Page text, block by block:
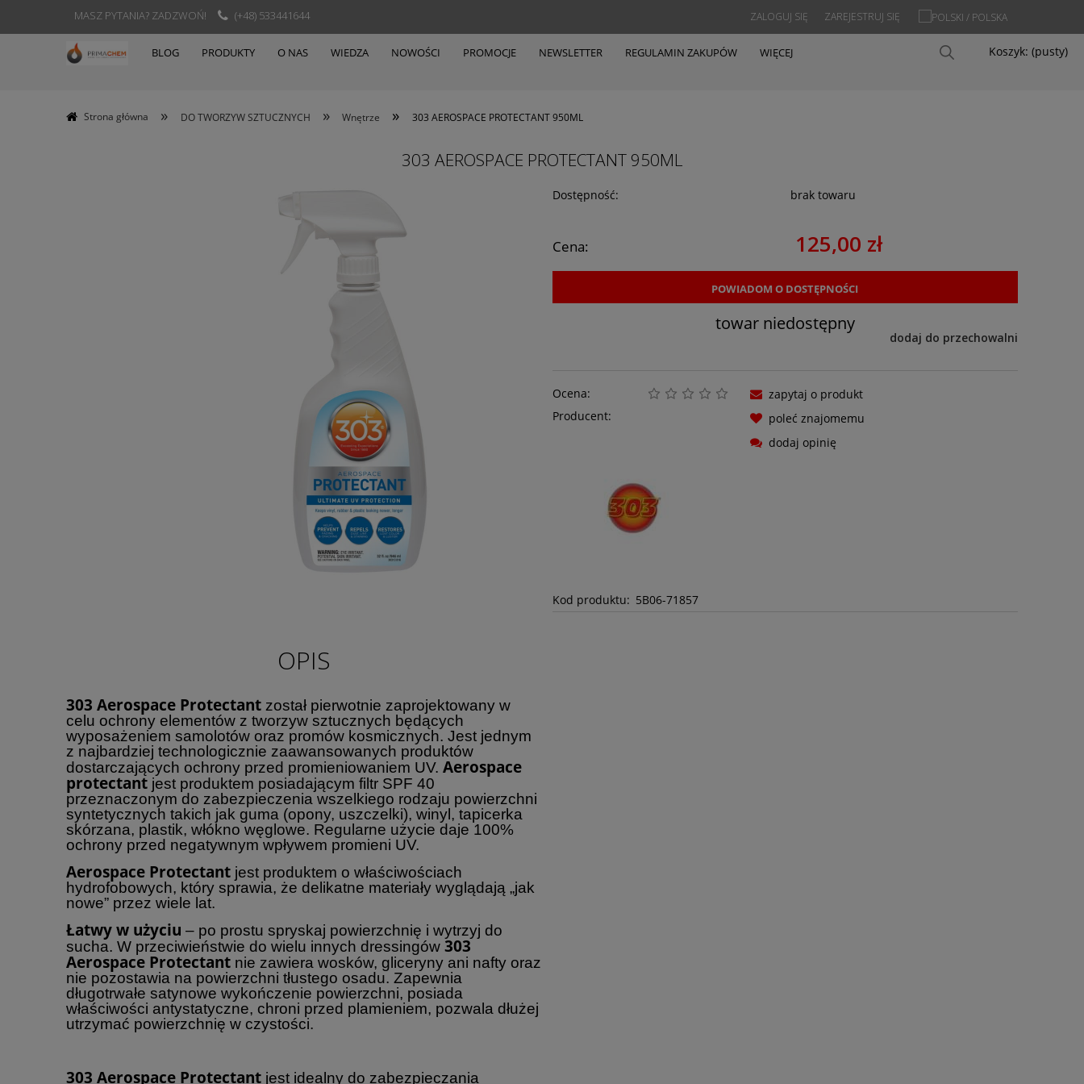
MASZ PYTANIA? ZADZWOŃ! (+48) 533441644 ZAREJESTRUJ SIĘ
ZALOGUJ SIĘ
Koszyk: (pusty)
BLOG PRODUKTY O NAS WIEDZA NOWOŚCI PROMOCJE NEWSLETTER REGULAMIN ZAKUPÓW WIĘCEJ
Strona główna » DO TWORZYW SZTUCZNYCH » Wnętrze » 303 AEROSPACE PROTECTANT 950ML
303 AEROSPACE PROTECTANT 950ML
Dostępność: brak towaru
Cena: 125,00 zł
POWIADOM O DOSTĘPNOŚCI
towar niedostępny
dodaj do przechowalni
Ocena:
Producent:
Kod produktu: 5B06-71857
zapytaj o produkt
poleć znajomemu
dodaj opinię
OPIS
303 Aerospace Protectant został pierwotnie zaprojektowany w
celu ochrony elementów z tworzyw sztucznych będących
wyposażeniem samolotów oraz promów kosmicznych. Jest jednym
z najbardziej technologicznie zaawansowanych produktów
dostarczających ochrony przed promieniowaniem UV. Aerospace
protectant jest produktem posiadającym filtr SPF 40
przeznaczonym do zabezpieczenia wszelkiego rodzaju powierzchni
syntetycznych takich jak guma (opony, uszczelki), winyl, tapicerka
skórzana, plastik, włókno węglowe. Regularne użycie daje 100%
ochrony przed negatywnym wpływem promieni UV.
Aerospace Protectant jest produktem o właściwościach
hydrofobowych, który sprawia, że delikatne materiały wyglądają „jak
nowe” przez wiele lat.
Łatwy w użyciu – po prostu spryskaj powierzchnię i wytrzyj do
sucha. W przeciwieństwie do wielu innych dressingów 303
Aerospace Protectant nie zawiera wosków, gliceryny ani nafty oraz
nie pozostawia na powierzchni tłustego osadu. Zapewnia
długotrwałe satynowe wykończenie powierzchni, posiada
właściwości antystatyczne, chroni przed plamieniem, pozwala dłużej
utrzymać powierzchnię w czystości.
303 Aerospace Protectant jest idealny do zabezpieczania